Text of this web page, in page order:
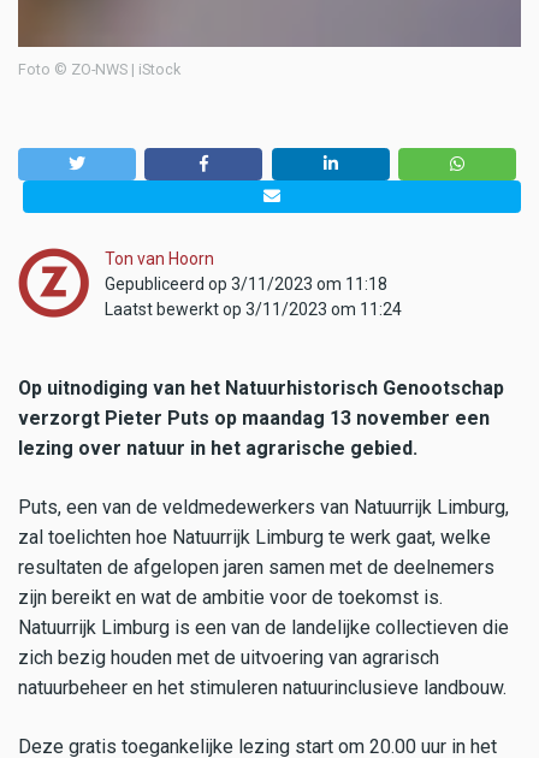
Foto © ZO-NWS | iStock
Ton van Hoorn
Gepubliceerd op 3/11/2023 om 11:18
Laatst bewerkt op 3/11/2023 om 11:24
Op uitnodiging van het Natuurhistorisch Genootschap
verzorgt Pieter Puts op maandag 13 november een
lezing over natuur in het agrarische gebied.
Puts, een van de veldmedewerkers van Natuurrijk Limburg,
zal toelichten hoe Natuurrijk Limburg te werk gaat, welke
resultaten de afgelopen jaren samen met de deelnemers
zijn bereikt en wat de ambitie voor de toekomst is.
Natuurrijk Limburg is een van de landelijke collectieven die
zich bezig houden met de uitvoering van agrarisch
natuurbeheer en het stimuleren natuurinclusieve landbouw.
Deze gratis toegankelijke lezing start om 20.00 uur in het